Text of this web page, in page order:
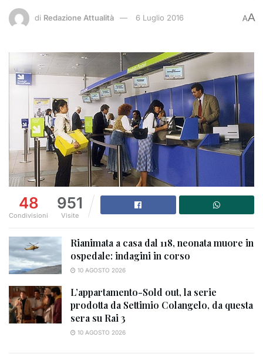
di Redazione Attualità 6 Luglio 2016 AA
48
Condivisioni
951
Visite
Rianimata a casa dal 118, neonata muore in
ospedale: indagini in corso
10 AGOSTO 2026
L’appartamento-Sold out, la serie
prodotta da Settimio Colangelo, da questa
sera su Rai 3
10 AGOSTO 2026